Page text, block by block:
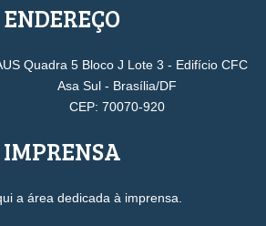
ENDEREÇO
Quadra 5 Bloco J Lote 3 - Edifício CFC
Asa Sul - Brasília/DF
CEP: 70070-920
IMPRENSA
a área dedicada à imprensa.